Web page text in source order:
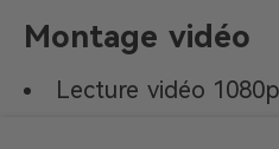
Montage vidéo
Lecture vidéo